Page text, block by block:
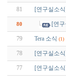
81 [연구실소
80 [연
79 Tera 소식 (1)
78 [연구실소
77 [연구실소